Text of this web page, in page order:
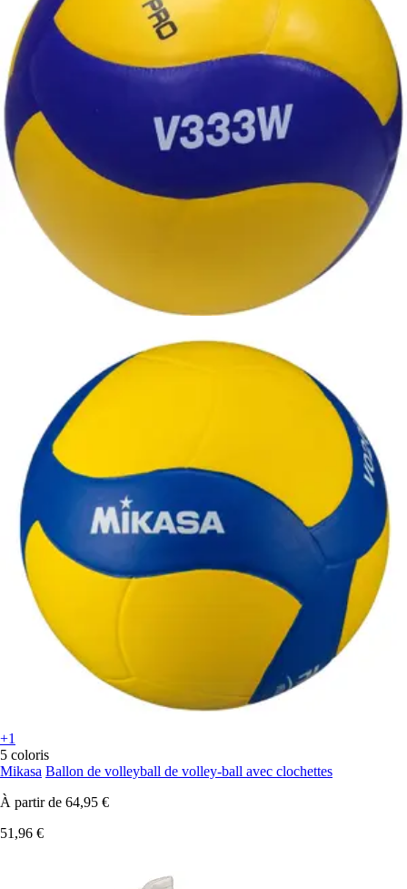
+1
5 coloris
Mikasa Ballon de volleyball de volley-ball avec clochettes
À partir de 64,95 €
51,96 €